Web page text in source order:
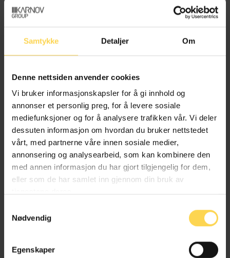
Samtykke Detaljer Om
Denne nettsiden anvender cookies
Vi bruker informasjonskapsler for å gi innhold og
annonser et personlig preg, for å levere sosiale
mediefunksjoner og for å analysere trafikken vår. Vi deler
dessuten informasjon om hvordan du bruker nettstedet
vårt, med partnerne våre innen sosiale medier,
annonsering og analysearbeid, som kan kombinere den
med annen informasjon du har gjort tilgjengelig for dem,
eller som de har samlet inn gjennom din bruk av
Nødvendig
Egenskaper
UNHCR
André Møkkelgjerd
Advokat MNA / Fagansvarlig utlendingsrett,
Advokatfirmaet Sulland